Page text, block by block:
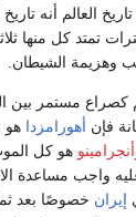
العالم أنه
تمتد كل منها
وهزيمة الشيطان.
كصراع مستمر بين
فإن أهورامزدا هو
هو كل
واجب مساعدة
إيران خصوصًا بعد